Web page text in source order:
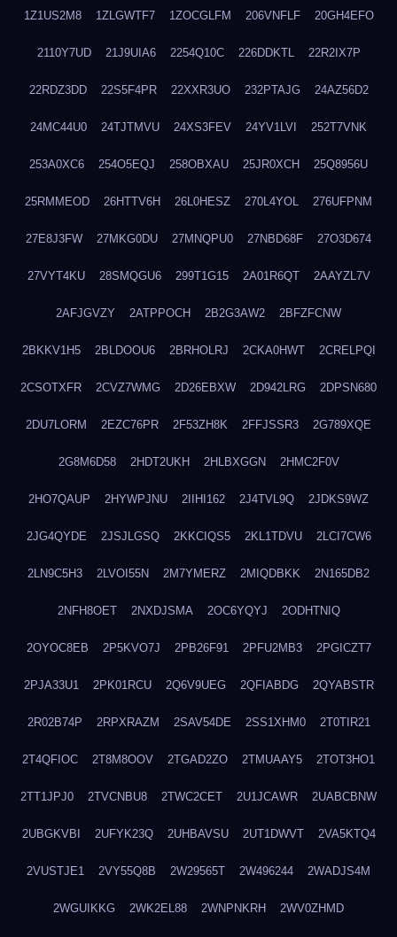
1Z1US2M8 1ZLGWTF7 1ZOCGLFM 206VNFLF 20GH4EFO
2110Y7UD 21J9UIA6 2254Q10C 226DDKTL 22R2IX7P
22RDZ3DD 22S5F4PR 22XXR3UO 232PTAJG 24AZ56D2
24MC44U0 24TJTMVU 24XS3FEV 24YV1LVI 252T7VNK
253A0XC6 254O5EQJ 258OBXAU 25JR0XCH 25Q8956U
25RMMEOD 26HTTV6H 26L0HESZ 270L4YOL 276UFPNM
27E8J3FW 27MKG0DU 27MNQPU0 27NBD68F 27O3D674
27VYT4KU 28SMQGU6 299T1G15 2A01R6QT 2AAYZL7V
2AFJGVZY 2ATPPOCH 2B2G3AW2 2BFZFCNW
2BKKV1H5 2BLDOOU6 2BRHOLRJ 2CKA0HWT 2CRELPQI
2CSOTXFR 2CVZ7WMG 2D26EBXW 2D942LRG 2DPSN680
2DU7LORM 2EZC76PR 2F53ZH8K 2FFJSSR3 2G789XQE
2G8M6D58 2HDT2UKH 2HLBXGGN 2HMC2F0V
2HO7QAUP 2HYWPJNU 2IIHI162 2J4TVL9Q 2JDKS9WZ
2JG4QYDE 2JSJLGSQ 2KKCIQS5 2KL1TDVU 2LCI7CW6
2LN9C5H3 2LVOI55N 2M7YMERZ 2MIQDBKK 2N165DB2
2NFH8OET 2NXDJSMA 2OC6YQYJ 2ODHTNIQ
2OYOC8EB 2P5KVO7J 2PB26F91 2PFU2MB3 2PGICZT7
2PJA33U1 2PK01RCU 2Q6V9UEG 2QFIABDG 2QYABSTR
2R02B74P 2RPXRAZM 2SAV54DE 2SS1XHM0 2T0TIR21
2T4QFIOC 2T8M8OOV 2TGAD2ZO 2TMUAAY5 2TOT3HO1
2TT1JPJ0 2TVCNBU8 2TWC2CET 2U1JCAWR 2UABCBNW
2UBGKVBI 2UFYK23Q 2UHBAVSU 2UT1DWVT 2VA5KTQ4
2VUSTJE1 2VY55Q8B 2W29565T 2W496244 2WADJS4M
2WGUIKKG 2WK2EL88 2WNPNKRH 2WV0ZHMD